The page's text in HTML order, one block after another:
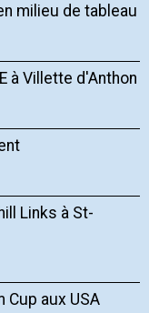
milieu de tableau
à Villette d'Anthon
Links à St-
Cup aux USA